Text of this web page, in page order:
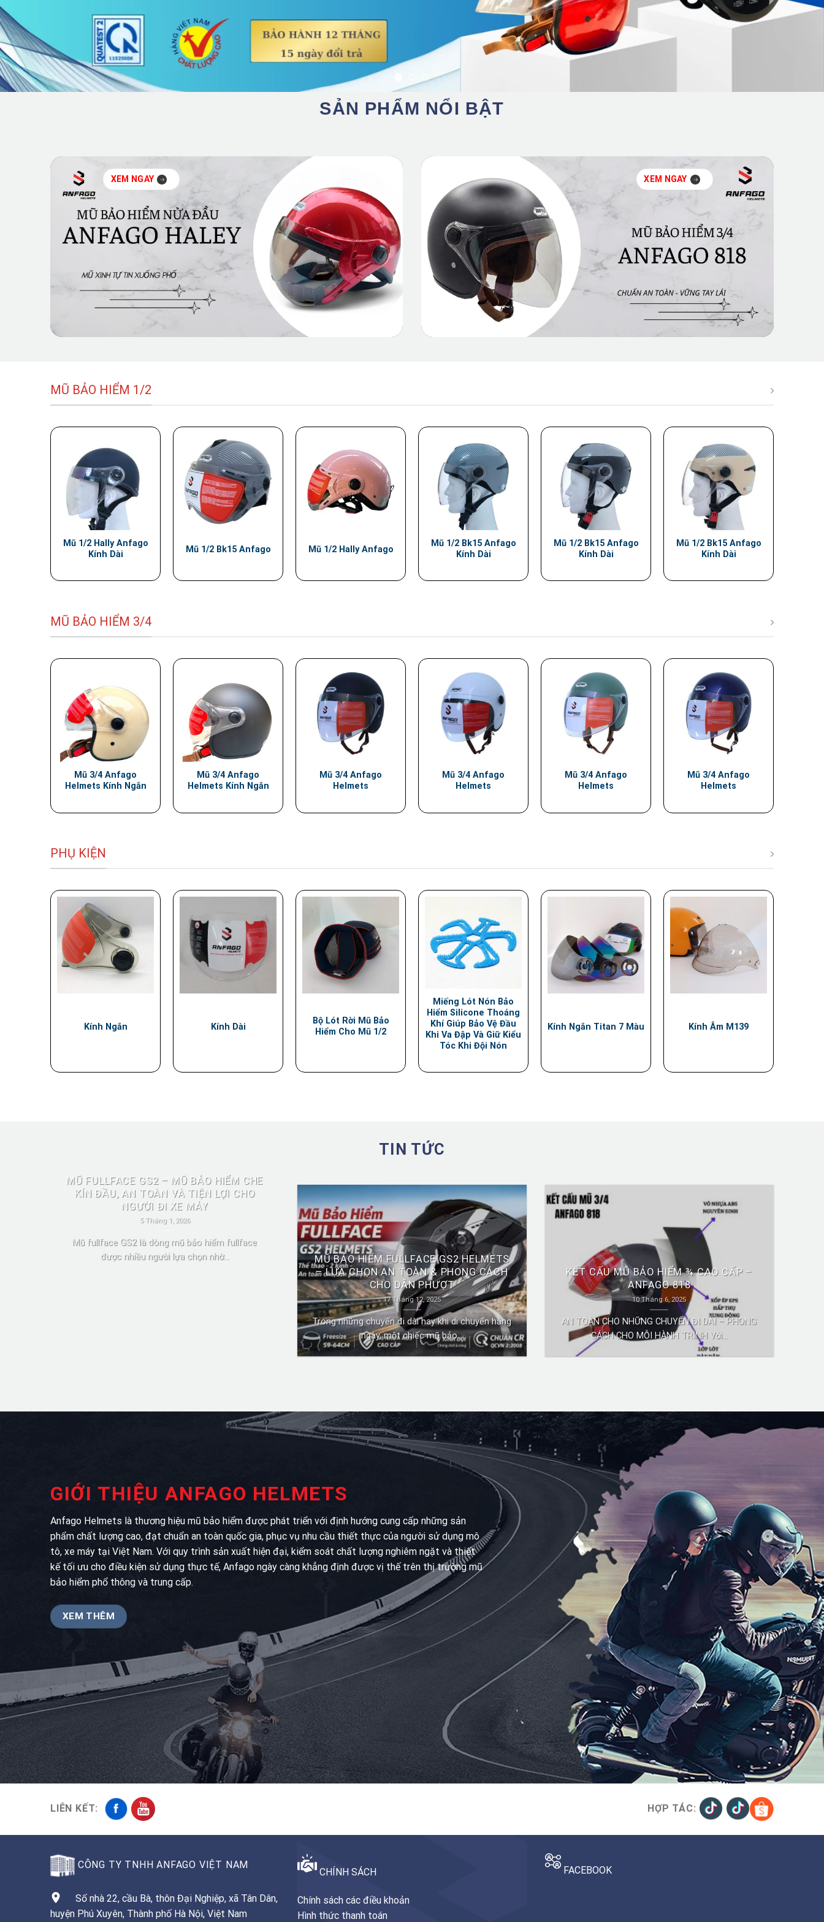
SẢN PHẨM NỔI BẬT
XEM NGAY XEM NGAY
MŨ BẢO HIỂM 1/2
Mũ 1/2 Hally Anfago
Kính Dài
Mũ 1/2 Bk15 Anfago Mũ 1/2 Hally Anfago
Mũ 1/2 Bk15 Anfago
Kính Dài
Mũ 1/2 Bk15 Anfago
Kính Dài
Mũ 1/2 Bk15 Anfago
Kính Dài
MŨ BẢO HIỂM 3/4
Mũ 3/4 Anfago
Helmets Kính Ngắn
Mũ 3/4 Anfago
Helmets Kính Ngắn
Mũ 3/4 Anfago
Helmets
Mũ 3/4 Anfago
Helmets
Mũ 3/4 Anfago
Helmets
Mũ 3/4 Anfago
Helmets
PHỤ KIỆN
Kính Ngắn Kính Dài
Bộ Lót Rời Mũ Bảo
Hiểm Cho Mũ 1/2
Miếng Lót Nón Bảo
Hiểm Silicone Thoáng
Khí Giúp Bảo Vệ Đầu
Khi Va Đập Và Giữ Kiểu
Tóc Khi Đội Nón
Kính Ngắn Titan 7 Màu Kính Âm M139
TIN TỨC
MŨ FULLFACE GS2 – MŨ BẢO HIỂM CHE
KÍN ĐẦU, AN TOÀN VÀ TIỆN LỢI CHO
NGƯỜI ĐI XE MÁY
5 Tháng 1, 2026
Mũ fullface GS2 là dòng mũ bảo hiểm fullface
được nhiều người lựa chọn nhờ...
MŨ BẢO HIỂM FULLFACE GS2 HELMETS
– LỰA CHỌN AN TOÀN & PHONG CÁCH
CHO DÂN PHƯỢT
17 Tháng 12, 2025
Trong những chuyến đi dài hay khi di chuyển hằng
ngày, một chiếc mũ bảo...
KẾT CẤU MŨ BẢO HIỂM ¾ CAO CẤP –
ANFAGO 818
10 Tháng 6, 2025
AN TOÀN CHO NHỮNG CHUYẾN ĐI DÀI – PHONG
CÁCH CHO MỖI HÀNH TRÌNH Với...
GIỚI THIỆU ANFAGO HELMETS
Anfago Helmets là thương hiệu mũ bảo hiểm được phát triển với định hướng cung cấp những sản
phẩm chất lượng cao, đạt chuẩn an toàn quốc gia, phục vụ nhu cầu thiết thực của người sử dụng mô
tô, xe máy tại Việt Nam. Với quy trình sản xuất hiện đại, kiểm soát chất lượng nghiêm ngặt và thiết
kế tối ưu cho điều kiện sử dụng thực tế, Anfago ngày càng khẳng định được vị thế trên thị trường mũ
bảo hiểm phổ thông và trung cấp.
XEM THÊM
LIÊN KẾT: HỢP TÁC:
CÔNG TY TNHH ANFAGO VIỆT NAM
Số nhà 22, cầu Bà, thôn Đại Nghiệp, xã Tân Dân,
huyện Phú Xuyên, Thành phố Hà Nội, Việt Nam
CHÍNH SÁCH
Chính sách các điều khoản
Hình thức thanh toán
FACEBOOK